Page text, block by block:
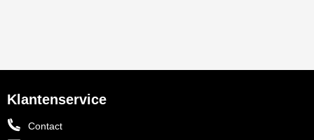
Klantenservice
Contact